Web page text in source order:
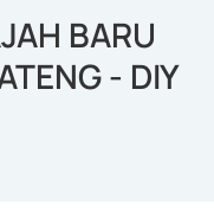
BARU
- DIY